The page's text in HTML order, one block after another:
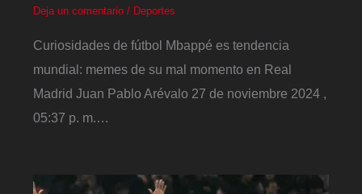
Deja un comentario / Deportes
Curiosidades de fútbol Mbappé es tendencia
mundial: memes de su mal momento en Real
Madrid Juan Pablo Arévalo 27 de noviembre 2024 ,
05:37 p. m.…